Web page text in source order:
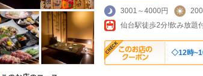
3001～4000円
◇12時